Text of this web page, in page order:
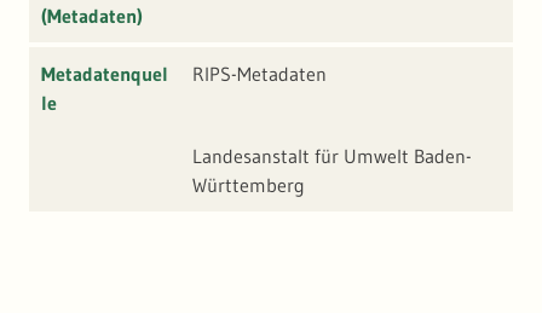
(Metadaten)
Metadatenquel
le
RIPS-Metadaten
Landesanstalt für Umwelt Baden-
Württemberg